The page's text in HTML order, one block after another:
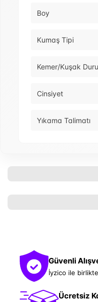
Boy
Kumaş Tipi
Kemer/Kuşak
Cinsiyet
Yıkama Talimatı
Güvenli
İyzico ile
Ücretsiz